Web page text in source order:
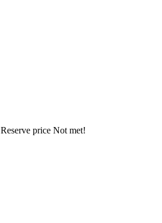
Reserve price Not met!